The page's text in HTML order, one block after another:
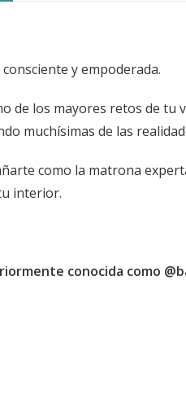
y empoderada.
los mayores retos de tu
muchísimas de las
como la matrona
interior.
conocida como